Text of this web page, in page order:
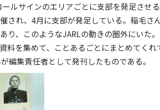
ルサインのエリアごとに支部を発足させ
され、4月に支部が発足している。稲毛さ
り、このようなJARLの動きの圏外にいた
料を集めて、ことあるごとにまとめてくれ
編集責任者として発刊したものである。